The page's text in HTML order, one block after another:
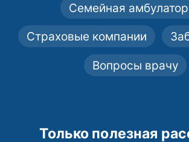
Семейная
Страховые компании
Вопросы врачу
Только полезная